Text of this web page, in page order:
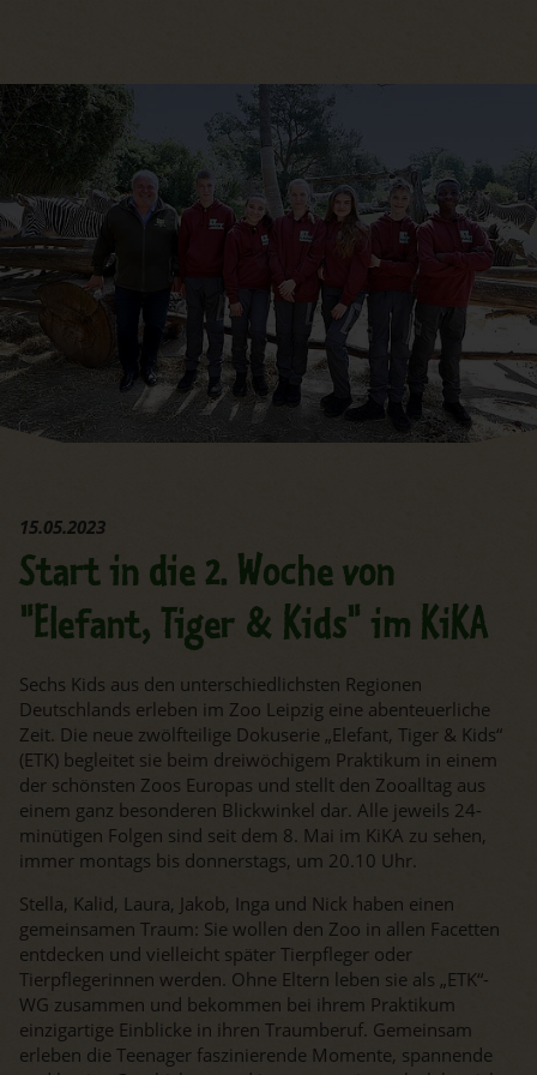
15.05.2023
Start in die 2. Woche von
"Elefant, Tiger & Kids" im KiKA
Sechs Kids aus den unterschiedlichsten Regionen
Deutschlands erleben im Zoo Leipzig eine abenteuerliche
Zeit. Die neue zwölfteilige Dokuserie „Elefant, Tiger & Kids“
(ETK) begleitet sie beim dreiwöchigem Praktikum in einem
der schönsten Zoos Europas und stellt den Zooalltag aus
einem ganz besonderen Blickwinkel dar. Alle jeweils 24-
minütigen Folgen sind seit dem 8. Mai im KiKA zu sehen,
immer montags bis donnerstags, um 20.10 Uhr.
Stella, Kalid, Laura, Jakob, Inga und Nick haben einen
gemeinsamen Traum: Sie wollen den Zoo in allen Facetten
entdecken und vielleicht später Tierpfleger oder
Tierpflegerinnen werden. Ohne Eltern leben sie als „ETK“-
WG zusammen und bekommen bei ihrem Praktikum
einzigartige Einblicke in ihren Traumberuf. Gemeinsam
erleben die Teenager faszinierende Momente, spannende